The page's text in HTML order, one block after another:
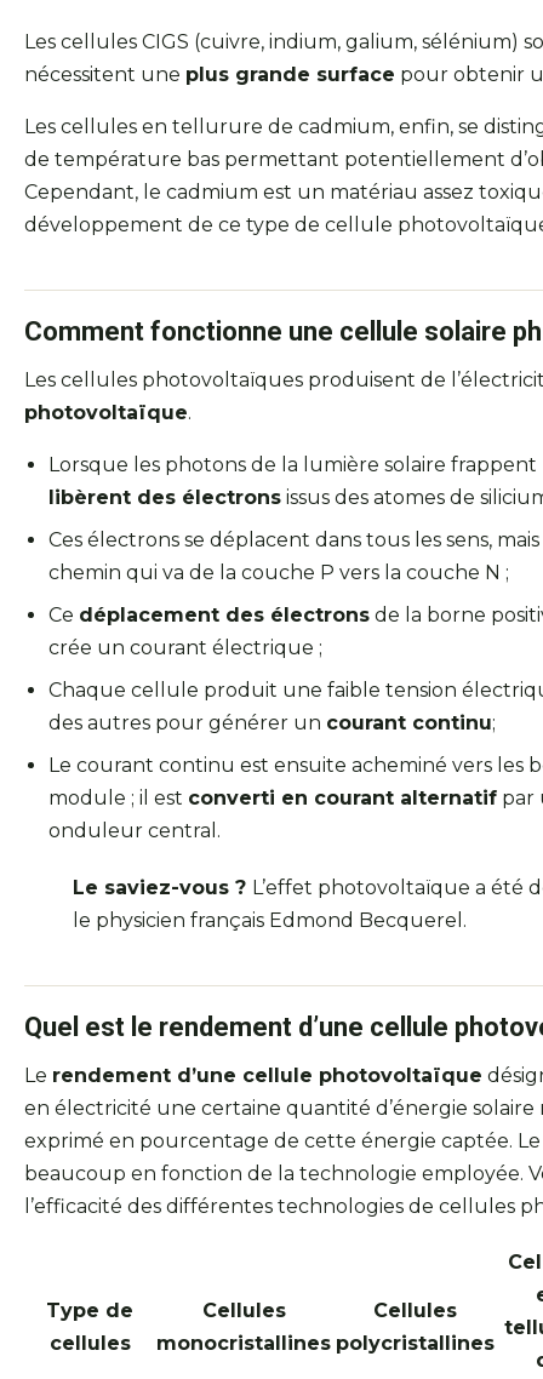
Les cellules CIGS (cuivre, indium, galium, sélénium)
nécessitent une plus grande surface pour obtenir
Les cellules en tellurure de cadmium, enfin, se
de température bas permettant potentiellement
Cependant, le cadmium est un matériau assez
développement de ce type de cellule
Comment fonctionne une cellule solaire
Les cellules photovoltaïques produisent de
photovoltaïque.
Lorsque les photons de la lumière solaire frappent
libèrent des électrons issus des atomes de
Ces électrons se déplacent dans tous les sens,
chemin qui va de la couche P vers la couche N ;
Ce déplacement des électrons de la borne
crée un courant électrique ;
Chaque cellule produit une faible tension
des autres pour générer un courant continu;
Le courant continu est ensuite acheminé vers les
module ; il est converti en courant alternatif par
onduleur central.
Le saviez-vous ? L’effet photovoltaïque a été
le physicien français Edmond Becquerel.
Quel est le rendement d’une cellule
Le rendement d’une cellule photovoltaïque
en électricité une certaine quantité d’énergie solaire
exprimé en pourcentage de cette énergie captée.
beaucoup en fonction de la technologie employée.
l’efficacité des différentes technologies de cellules
Type de
cellules
Cellules
monocristallines
Cellules
polycristallines